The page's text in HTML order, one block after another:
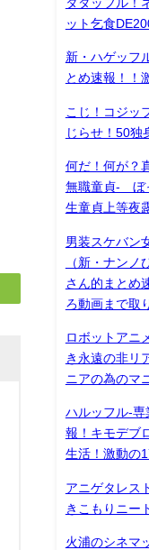
タダッフル！
ット乞食
新・ハゲッフ
とめ速報！！
こじ！コジッ
じらせ！50独
何だ！何が
無職童貞- ぼ
生童貞上等夜
男装スケバン
（新・ナンノ
さん的まとめ
ろ動画まで取
ロボットアニ
き永遠の非リ
ニアの為のマ
ハルッフル-専
報！キモデブ
生活！激動の
アニゲタレス
きこもりニー
火浦のシネマ